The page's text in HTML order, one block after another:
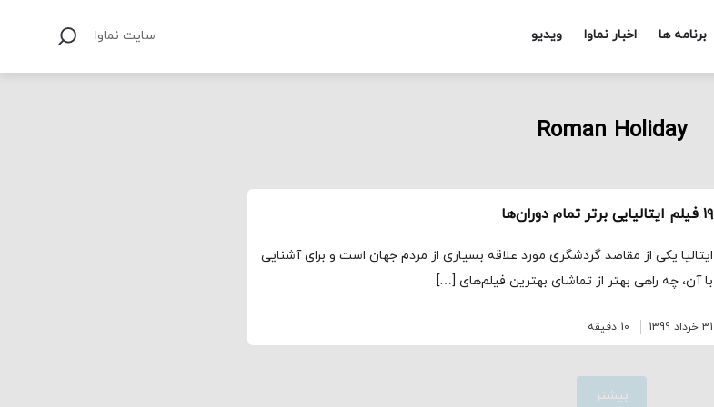
برنامه ها اخبار نماوا ویدیو سایت نماوا
Roman Holiday
۱۹ فیلم ایتالیایی برتر تمام دوران‌ها
ایتالیا یکی از مقاصد گردشگری مورد علاقه بسیاری از مردم جهان است و برای آشنایی
با آن، چه راهی بهتر از تماشای بهترین فیلم‌های […]
31 خرداد 1399 10 دقیقه
بیشتر